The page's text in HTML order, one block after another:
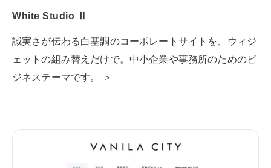
White Studio Ⅱ
誠実さが伝わる白基調のコーポレートサイトを、ウィジ
ェットの組み替えだけで。中小企業や事務所のためのビ
ジネステーマです。 ＞